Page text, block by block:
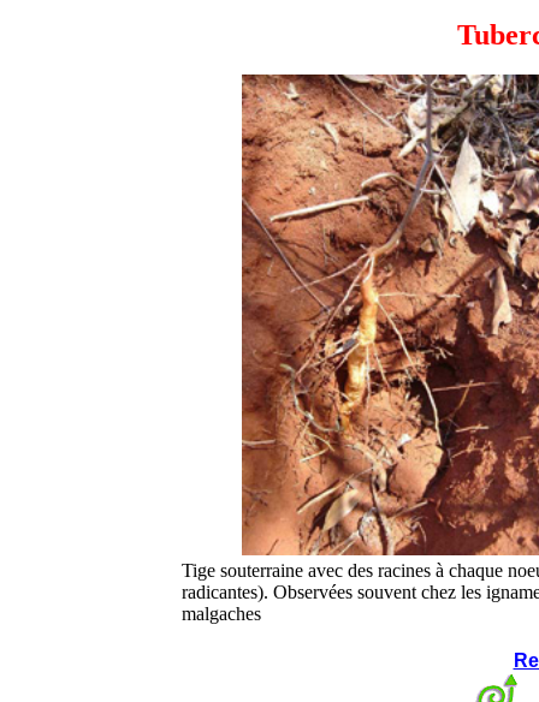
Tige souterraine avec des racines à chaque
radicantes). Observées souvent chez les
malgaches